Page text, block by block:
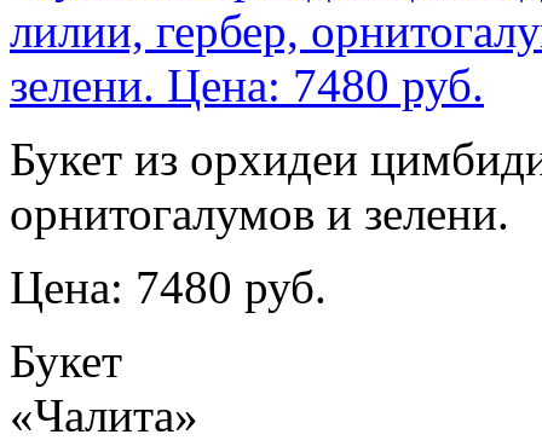
Букет из орхидеи
орнитогалумов и зелени.
Цена: 7480 руб.
Букет
«Чалита»